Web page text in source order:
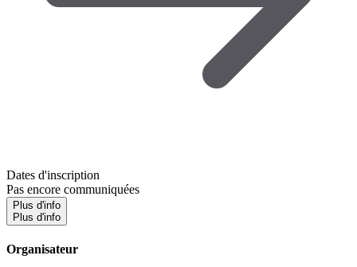
Dates d'inscription
Pas encore communiquées
Plus d'info
Plus d'info
Organisateur